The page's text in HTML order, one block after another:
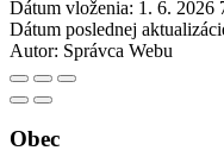
Dátum vloženia: 1. 6. 2026
Dátum poslednej
Autor: Správca Webu
Obec